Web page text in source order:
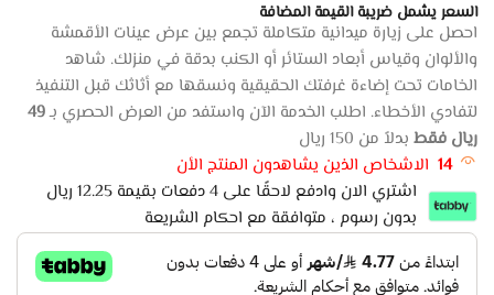
السعر يشمل ضريبة القيمة المضافة
احصل على زيارة ميدانية متكاملة تجمع بين عرض عينات الأقمشة
والألوان وقياس أبعاد الستائر أو الكنب بدقة في منزلك. شاهد
الخامات تحت إضاءة غرفتك الحقيقية ونسقها مع أثاثك قبل التنفيذ
لتفادي الأخطاء. اطلب الخدمة الآن واستفد من العرض الحصري بـ49
ريال فقط بدلاً من
ريال
14 الاشخاص الذين يشاهدون المنتج الأن
اشتري الان وادفع لاحقًا على 4 دفعات بقيمة 12.25 ريال
بدون رسوم ، متوافقة مع احكام الشريعة